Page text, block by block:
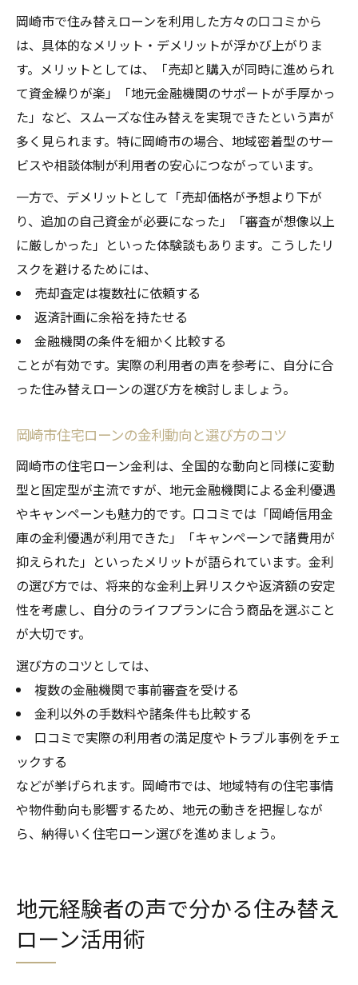
岡崎市で住み替えローンを利用した方々の口コミから
は、具体的なメリット・デメリットが浮かび上がりま
す。メリットとしては、「売却と購入が同時に進められ
て資金繰りが楽」「地元金融機関のサポートが手厚かっ
た」など、スムーズな住み替えを実現できたという声が
多く見られます。特に岡崎市の場合、地域密着型のサー
ビスや相談体制が利用者の安心につながっています。
一方で、デメリットとして「売却価格が予想より下が
り、追加の自己資金が必要になった」「審査が想像以上
に厳しかった」といった体験談もあります。こうしたリ
スクを避けるためには、
売却査定は複数社に依頼する
返済計画に余裕を持たせる
金融機関の条件を細かく比較する
ことが有効です。実際の利用者の声を参考に、自分に合
った住み替えローンの選び方を検討しましょう。
岡崎市住宅ローンの金利動向と選び方のコツ
岡崎市の住宅ローン金利は、全国的な動向と同様に変動
型と固定型が主流ですが、地元金融機関による金利優遇
やキャンペーンも魅力的です。口コミでは「岡崎信用金
庫の金利優遇が利用できた」「キャンペーンで諸費用が
抑えられた」といったメリットが語られています。金利
の選び方では、将来的な金利上昇リスクや返済額の安定
性を考慮し、自分のライフプランに合う商品を選ぶこと
が大切です。
選び方のコツとしては、
複数の金融機関で事前審査を受ける
金利以外の手数料や諸条件も比較する
口コミで実際の利用者の満足度やトラブル事例をチェ
ックする
などが挙げられます。岡崎市では、地域特有の住宅事情
や物件動向も影響するため、地元の動きを把握しなが
ら、納得いく住宅ローン選びを進めましょう。
地元経験者の声で分かる住み替え
ローン活用術